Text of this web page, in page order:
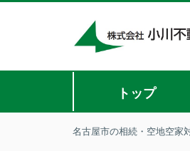
トップ
名古屋市の相続・空地空家